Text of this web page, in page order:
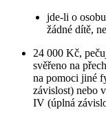
jde-li o
žádné dítě,
24 000 Kč,
svěřeno na
na pomoci jiné
závislost) nebo
IV (úplná